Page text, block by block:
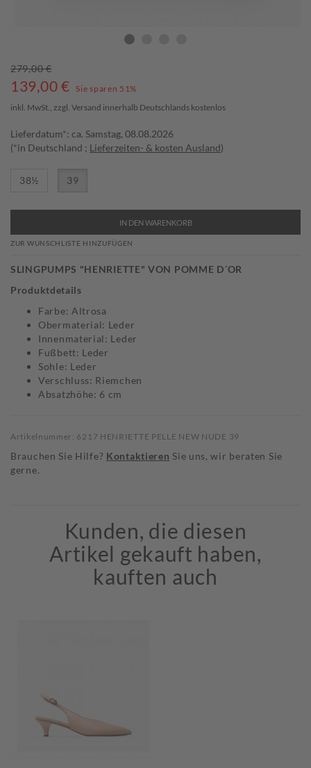
279,00 €
139,00 €
Sie sparen 51%
inkl. MwSt., zzgl. Versand innerhalb Deutschlands kostenlos
Lieferdatum*: ca. Samstag, 08.08.2026
(*in Deutschland ; Lieferzeiten- & kosten Ausland)
38½ 39
IN DEN WARENKORB
ZUR WUNSCHLISTE HINZUFÜGEN
SLINGPUMPS "HENRIETTE" VON POMME D´OR
Produktdetails
Farbe: Altrosa
Obermaterial: Leder
Innenmaterial: Leder
Fußbett: Leder
Sohle: Leder
Verschluss: Riemchen
Absatzhöhe: 6 cm
Artikelnummer: 6217 HENRIETTE PELLE NEW NUDE 39
Brauchen Sie Hilfe? Kontaktieren Sie uns, wir beraten Sie
gerne.
Kunden, die diesen
Artikel gekauft haben,
kauften auch